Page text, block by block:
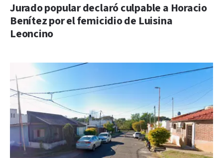
Jurado popular declaró culpable a Horacio
Benítez por el femicidio de Luisina
Leoncino